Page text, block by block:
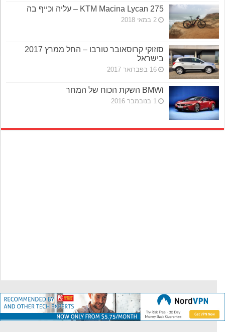
KTM Macina Lycan 275 – עליה וכייף בה
2 במאי 2018
סוזוקי קרוסאובר טורבו – החל ממרץ 2017
בישראל
16 בפברואר 2017
BMWi השקת הכוח של המחר
1 בנובמבר 2016